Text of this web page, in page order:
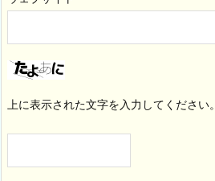
上に表示された文字を入力してください。